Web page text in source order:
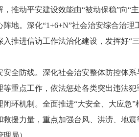
动平安建设效能由“被动保稳”向“
。深化“1+6+N”社会治安综合治理
推进信访工作法治化建设，发挥好“
防线。深化社会治安整体防控体系
重点工作，依法惩处各类突出违法犯
机制。全面推进“大安全、大应急”
援力量，重点加强台风、洪涝、地
局）